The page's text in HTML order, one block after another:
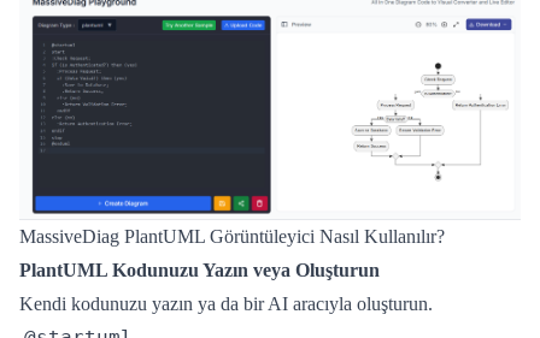
MassiveDiag PlantUML Görüntüleyici Nasıl Kullanılır?
PlantUML Kodunuzu Yazın veya Oluşturun
Kendi kodunuzu yazın ya da bir AI aracıyla oluşturun.